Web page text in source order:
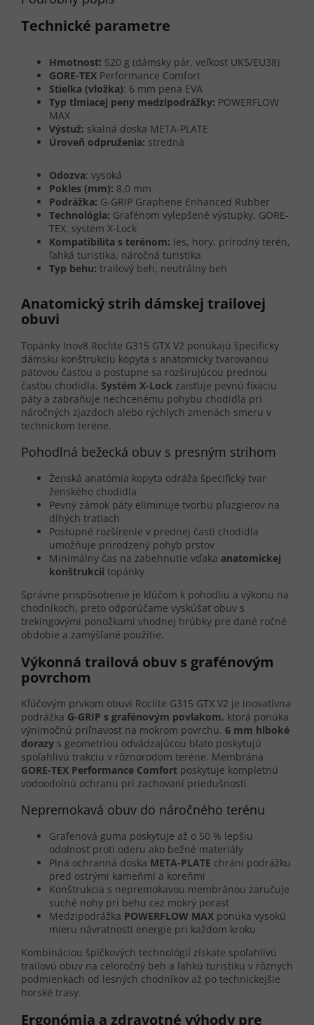
Technické parametre
Hmotnosť: 520 g (dámsky pár, veľkosť UK5/EU38)
GORE-TEX Performance Comfort
Stielka (vložka): 6 mm pena EVA
Typ tlmiacej peny medzipodrážky: POWERFLOW
MAX
Výstuž: skalná doska META-PLATE
Úroveň odpruženia: stredná
Odozva: vysoká
Pokles (mm): 8,0 mm
Podrážka: G-GRIP Graphene Enhanced Rubber
Technológia: Grafénom vylepšené výstupky, GORE-
TEX, systém X-Lock
Kompatibilita s terénom: les, hory, prírodný terén,
ľahká turistika, náročná turistika
Typ behu: trailový beh, neutrálny beh
Anatomický strih dámskej trailovej
obuvi
Topánky Inov8 Roclite G315 GTX V2 ponúkajú špecificky
dámsku konštrukciu kopyta s anatomicky tvarovanou
pätovou časťou a postupne sa rozširujúcou prednou
časťou chodidla. Systém X-Lock zaisťuje pevnú fixáciu
päty a zabraňuje nechcenému pohybu chodidla pri
náročných zjazdoch alebo rýchlych zmenách smeru v
technickom teréne.
Pohodlná bežecká obuv s presným strihom
Ženská anatómia kopyta odráža špecifický tvar
ženského chodidla
Pevný zámok päty eliminuje tvorbu pľuzgierov na
dlhých tratiach
Postupné rozšírenie v prednej časti chodidla
umožňuje prirodzený pohyb prstov
Minimálny čas na zabehnutie vďaka anatomickej
konštrukcii topánky
Správne prispôsobenie je kľúčom k pohodliu a výkonu na
chodníkoch, preto odporúčame vyskúšať obuv s
trekingovými ponožkami vhodnej hrúbky pre dané ročné
obdobie a zamýšľané použitie.
Výkonná trailová obuv s grafénovým
povrchom
Kľúčovým prvkom obuvi Roclite G315 GTX V2 je inovatívna
podrážka G-GRIP s grafénovým povlakom, ktorá ponúka
výnimočnú priľnavosť na mokrom povrchu. 6 mm hlboké
dorazy s geometriou odvádzajúcou blato poskytujú
spoľahlivú trakciu v rôznorodom teréne. Membrána
GORE-TEX Performance Comfort poskytuje kompletnú
vodoodolnú ochranu pri zachovaní priedušnosti.
Nepremokavá obuv do náročného terénu
Grafenová guma poskytuje až o 50 % lepšiu
odolnosť proti oderu ako bežné materiály
Plná ochranná doska META-PLATE chráni podrážku
pred ostrými kameňmi a koreňmi
Konštrukcia s nepremokavou membránou zaručuje
suché nohy pri behu cez mokrý porast
Medzipodrážka POWERFLOW MAX ponúka vysokú
mieru návratnosti energie pri každom kroku
Kombináciou špičkových technológií získate spoľahlivú
trailovú obuv na celoročný beh a ľahkú turistiku v rôznych
podmienkach od lesných chodníkov až po technickejšie
horské trasy.
Ergonómia a zdravotné výhody pre